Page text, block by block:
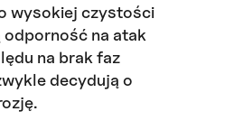
wysokiej czystości
odporność na atak
na brak faz
decydują o